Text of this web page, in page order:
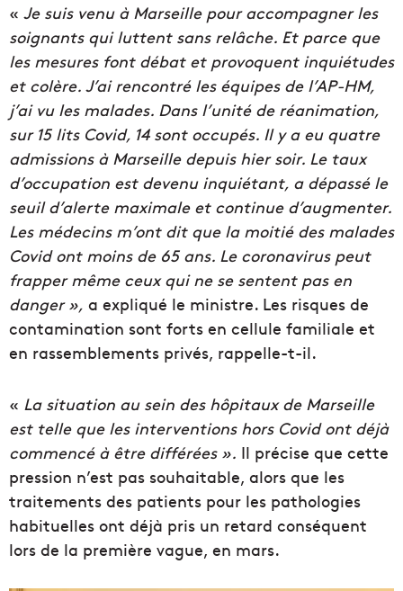
« Je suis venu à Marseille pour accompagner les
soignants qui luttent sans relâche. Et parce que
les mesures font débat et provoquent inquiétudes
et colère. J’ai rencontré les équipes de l’AP-HM,
j’ai vu les malades. Dans l’unité de réanimation,
sur 15 lits Covid, 14 sont occupés. Il y a eu quatre
admissions à Marseille depuis hier soir. Le taux
d’occupation est devenu inquiétant, a dépassé le
seuil d’alerte maximale et continue d’augmenter.
Les médecins m’ont dit que la moitié des malades
Covid ont moins de 65 ans. Le coronavirus peut
frapper même ceux qui ne se sentent pas en
danger », a expliqué le ministre. Les risques de
contamination sont forts en cellule familiale et
en rassemblements privés, rappelle-t-il.
« La situation au sein des hôpitaux de Marseille
est telle que les interventions hors Covid ont déjà
commencé à être différées ». Il précise que cette
pression n’est pas souhaitable, alors que les
traitements des patients pour les pathologies
habituelles ont déjà pris un retard conséquent
lors de la première vague, en mars.